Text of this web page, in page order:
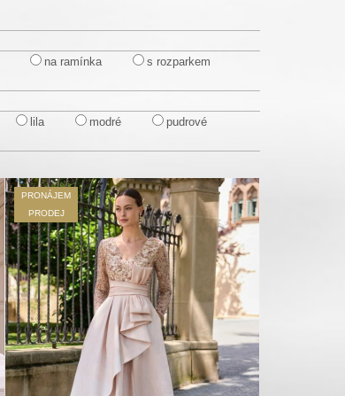
na ramínka
s rozparkem
lila modré
pudrové
PRONÁJEM
PRODEJ